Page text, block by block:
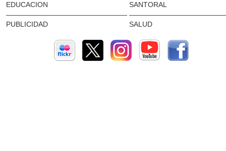
EDUCACION SANTORAL
PUBLICIDAD SALUD